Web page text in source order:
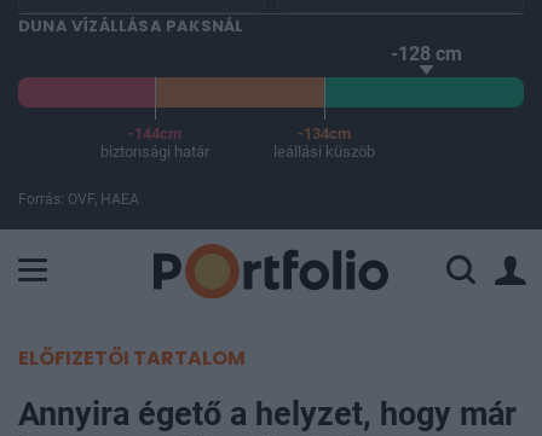
DUNA VÍZÁLLÁSA PAKSNÁL
-128 cm
-144cm
biztonsági határ
-134cm
leállási küszöb
Forrás: OVF, HAEA
ELŐFIZETŐI TARTALOM
Annyira égető a helyzet, hogy már